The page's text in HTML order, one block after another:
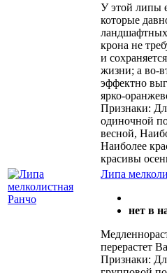
У этой липы
которые
крона не
и
жизни; а во-
эффектно
ярко-
Признаки:
одиночной
весной,
Наиболее
красивы
Липа
нет в
перерастет
Признаки: